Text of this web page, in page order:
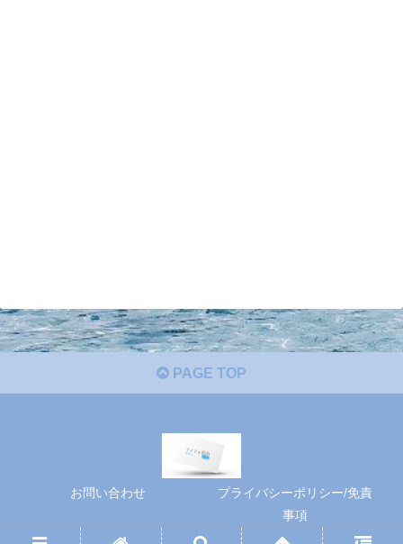
PAGE TOP
お問い合わせ
プライバシーポリシー/免責
事項